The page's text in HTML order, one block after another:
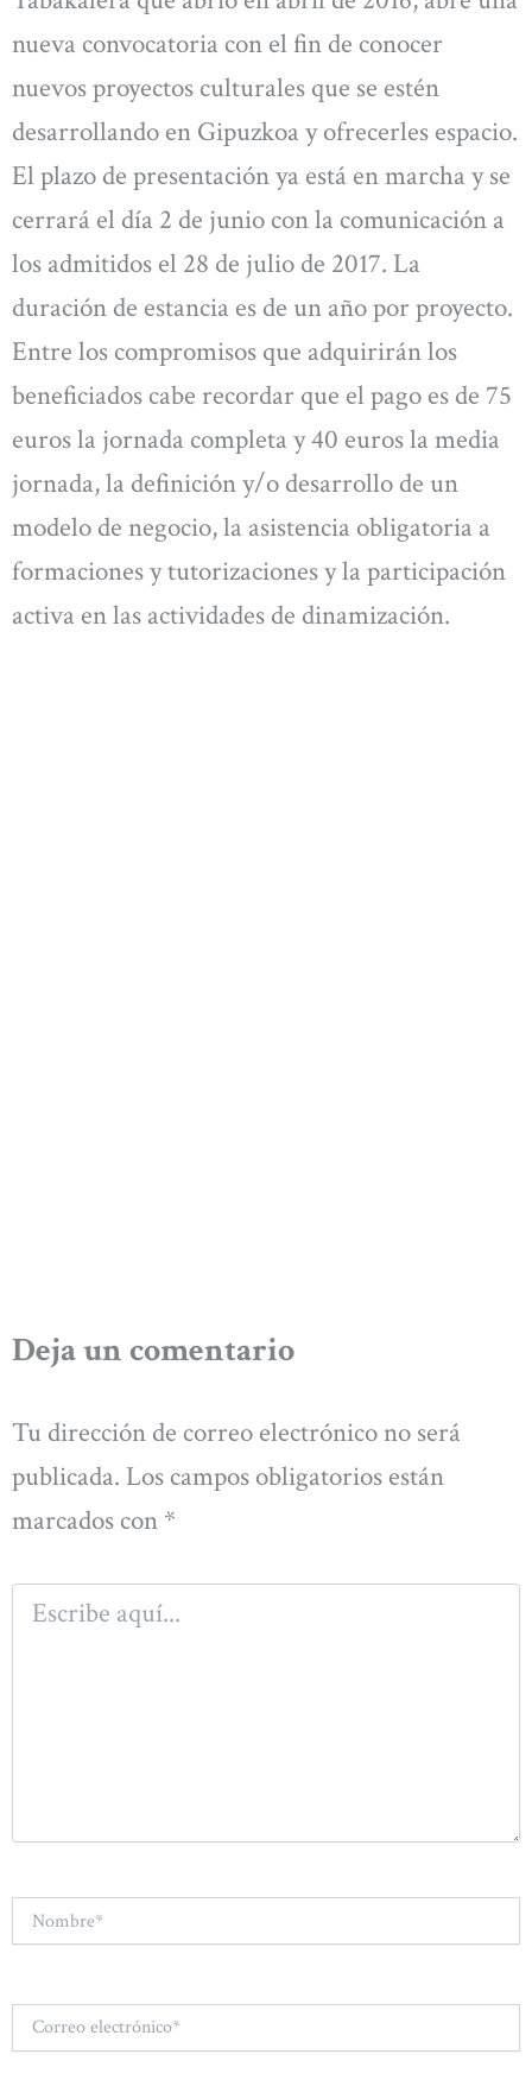
nueva convocatoria con el fin de conocer
nuevos proyectos culturales que se estén
desarrollando en Gipuzkoa y ofrecerles espacio.
El plazo de presentación ya está en marcha y se
cerrará el día 2 de junio con la comunicación a
los admitidos el 28 de julio de 2017. La
duración de estancia es de un año por proyecto.
Entre los compromisos que adquirirán los
beneficiados cabe recordar que el pago es de 75
euros la jornada completa y 40 euros la media
jornada, la definición y/o desarrollo de un
modelo de negocio, la asistencia obligatoria a
formaciones y tutorizaciones y la participación
activa en las actividades de dinamización.
Deja un comentario
Tu dirección de correo electrónico no será
publicada. Los campos obligatorios están
marcados con *
Escribe
aquí...
Correo
electrónico*